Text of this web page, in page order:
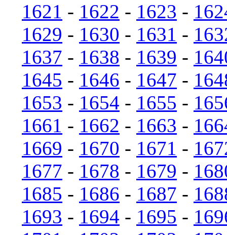
1621 - 1622 - 1623 -
1629 - 1630 - 1631 -
1637 - 1638 - 1639 -
1645 - 1646 - 1647 -
1653 - 1654 - 1655 -
1661 - 1662 - 1663 -
1669 - 1670 - 1671 -
1677 - 1678 - 1679 -
1685 - 1686 - 1687 -
1693 - 1694 - 1695 -